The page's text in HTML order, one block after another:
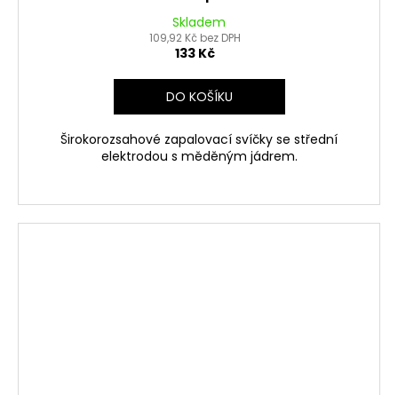
Skladem
109,92 Kč bez DPH
133 Kč
DO KOŠÍKU
Širokorozsahové zapalovací svíčky se střední
elektrodou s měděným jádrem.